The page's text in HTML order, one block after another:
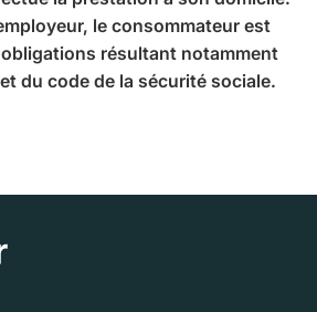
le consommateur est
résultant notamment
du code de la sécurité sociale.